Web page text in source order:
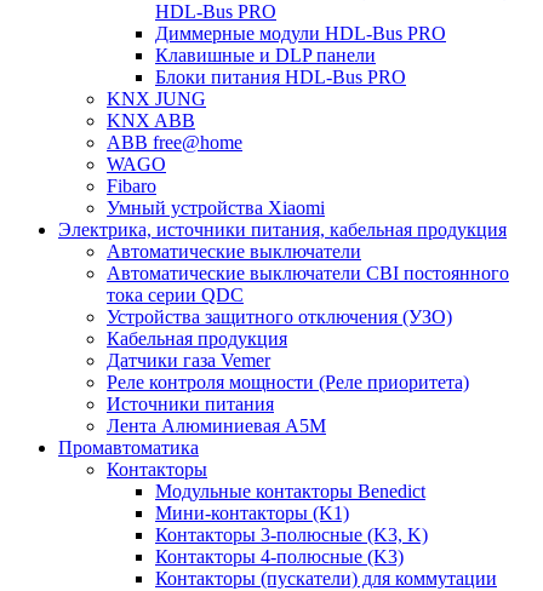
HDL-Bus PRO
Диммерные модули HDL-Bus PRO
Клавишные и DLP панели
Блоки питания HDL-Bus PRO
KNX JUNG
KNX ABB
ABB free@home
WAGO
Fibaro
Умный устройства Xiaomi
Электрика, источники питания, кабельная продукция
Автоматические выключатели
Автоматические выключатели CBI постоянного
тока серии QDC
Устройства защитного отключения (УЗО)
Кабельная продукция
Датчики газа Vemer
Реле контроля мощности (Реле приоритета)
Источники питания
Лента Алюминиевая А5М
Промавтоматика
Контакторы
Модульные контакторы Benedict
Мини-контакторы (K1)
Контакторы 3-полюсные (K3, K)
Контакторы 4-полюсные (K3)
Контакторы (пускатели) для коммутации